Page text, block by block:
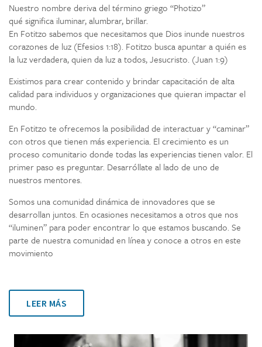
Nuestro nombre deriva del término griego “Photizo”
qué significa iluminar, alumbrar, brillar.
En Fotitzo sabemos que necesitamos que Dios inunde nuestros
corazones de luz (Efesios 1:18). Fotitzo busca apuntar a quién es
la luz verdadera, quien da luz a todos, Jesucristo. (Juan 1:9)
Existimos para crear contenido y brindar capacitación de alta
calidad para individuos y organizaciones que quieran impactar el
mundo.
En Fotitzo te ofrecemos la posibilidad de interactuar y “caminar”
con otros que tienen más experiencia. El crecimiento es un
proceso comunitario donde todas las experiencias tienen valor. El
primer paso es preguntar. Desarróllate al lado de uno de
nuestros mentores.
Somos una comunidad dinámica de innovadores que se
desarrollan juntos. En ocasiones necesitamos a otros que nos
“iluminen” para poder encontrar lo que estamos buscando. Se
parte de nuestra comunidad en línea y conoce a otros en este
movimiento
LEER MÁS